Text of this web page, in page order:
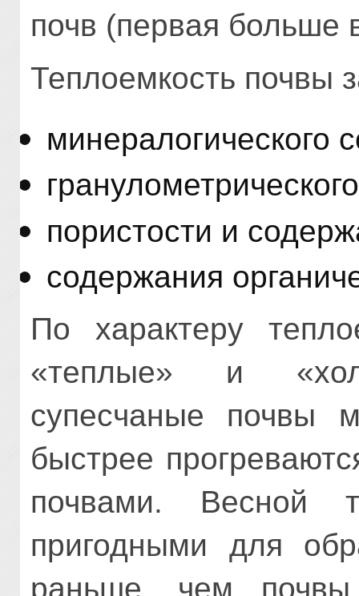
почв (первая больше
Теплоемкость почвы
минералогического
пористости и
содержания
По характеру
«теплые» и
супесчаные почвы
быстрее
почвами. Весной
пригодными для
раньше, чем почвы